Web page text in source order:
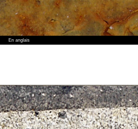
En anglais